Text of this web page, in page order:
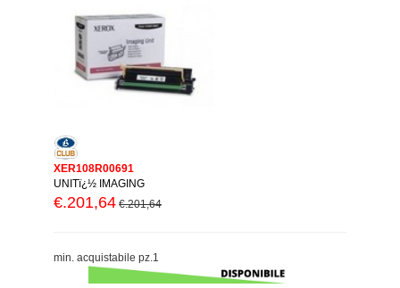
XER108R00691
UNITï¿½ IMAGING
€.201,64 €.201,64
min. acquistabile pz.1